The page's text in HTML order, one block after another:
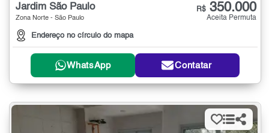
Jardim São Paulo
Zona Norte - São Paulo
Endereço no círculo do mapa
R$ 350.000
Aceita Permuta
WhatsApp Contatar